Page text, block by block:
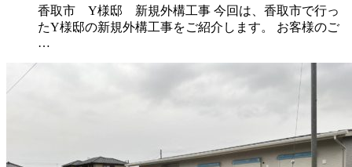
香取市 Y様邸 新規外構工事 今回は、香取市で行っ
たY様邸の新規外構工事をご紹介します。 お客様のご
…